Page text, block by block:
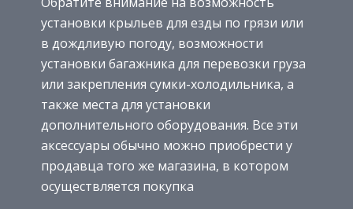
установки крыльев для езды по грязи или
в дождливую погоду, возможности
установки багажника для перевозки груза
или закрепления сумки-холодильника, а
также места для установки
дополнительного оборудования. Все эти
аксессуары обычно можно приобрести у
продавца того же магазина, в котором
осуществляется покупка